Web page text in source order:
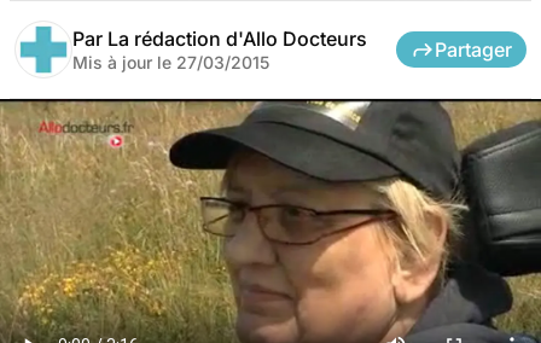
Par La rédaction d'Allo Docteurs
Mis à jour le 27/03/2015
Partager